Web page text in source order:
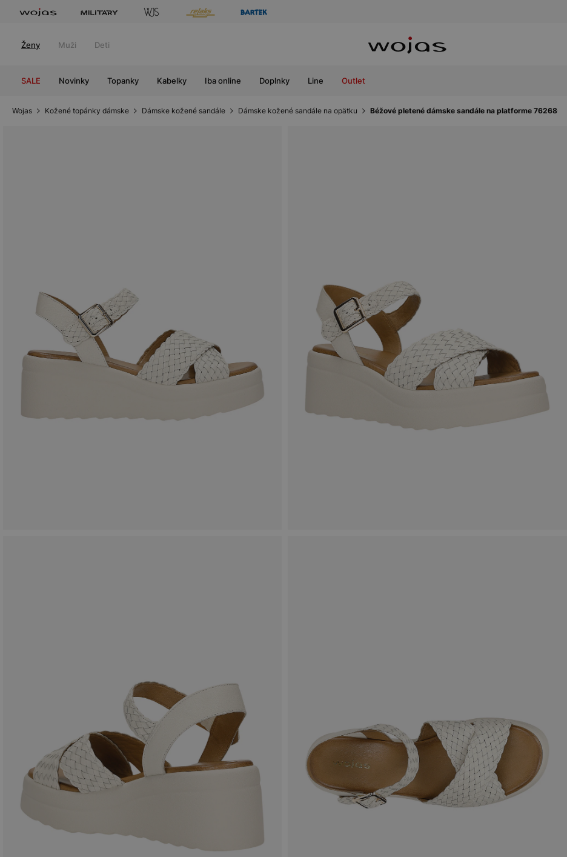
Ženy Muži Deti
SALE Novinky Topanky Kabelky Iba online Doplnky Line Outlet
Wojas Kožené topánky dámske Dámske kožené sandále Dámske kožené sandále na opätku Béžové pletené dámske sandále na platforme 76268-54